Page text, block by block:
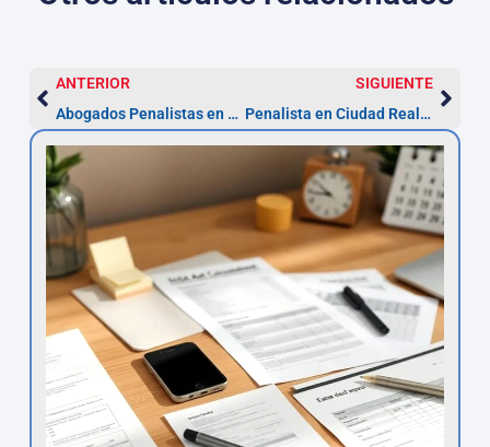
ANTERIOR
Abogados Penalistas en León – Defensa 24h y detención 72h
SIGUIENTE
Penalista en Ciudad Real: recurso en 5 días